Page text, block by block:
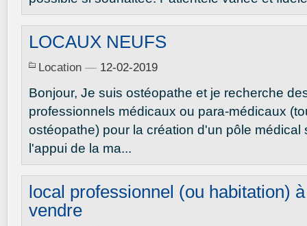
LOCAUX NEUFS
Location — 12-02-2019
Bonjour, Je suis ostéopathe et je recherche
professionnels médicaux ou para-médicaux
ostéopathe) pour la création d'un pôle médical
l'appui de la ma...
local professionnel (ou habitation) à
vendre